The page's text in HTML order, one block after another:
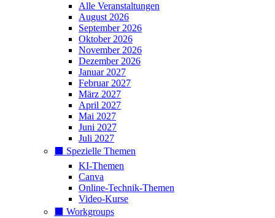
Alle Veranstaltungen
August 2026
September 2026
Oktober 2026
November 2026
Dezember 2026
Januar 2027
Februar 2027
März 2027
April 2027
Mai 2027
Juni 2027
Juli 2027
⬛️ Spezielle Themen
KI-Themen
Canva
Online-Technik-Themen
Video-Kurse
⬛️ Workgroups